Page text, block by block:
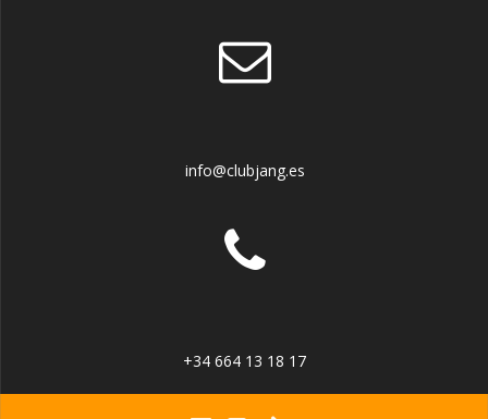
info@clubjang.es
+34 664 13 18 17